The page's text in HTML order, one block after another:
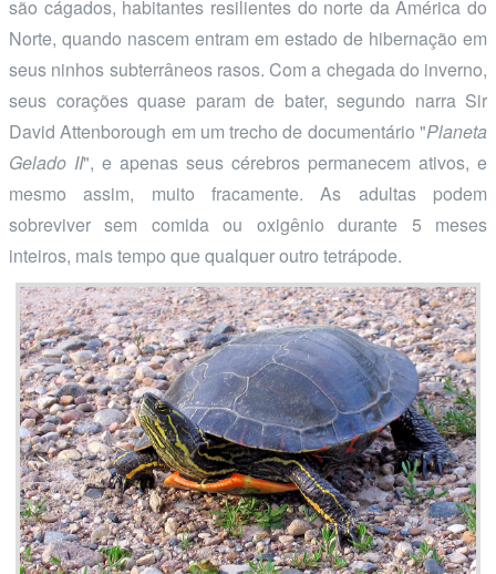
são cágados, habitantes resilientes do norte da América do
Norte, quando nascem entram em estado de hibernação em
seus ninhos subterrâneos rasos. Com a chegada do inverno,
seus corações quase param de bater, segundo narra Sir
David Attenborough em um trecho de documentário "Planeta
Gelado II", e apenas seus cérebros permanecem ativos, e
mesmo assim, muito fracamente. As adultas podem
sobreviver sem comida ou oxigênio durante 5 meses
inteiros, mais tempo que qualquer outro tetrápode.